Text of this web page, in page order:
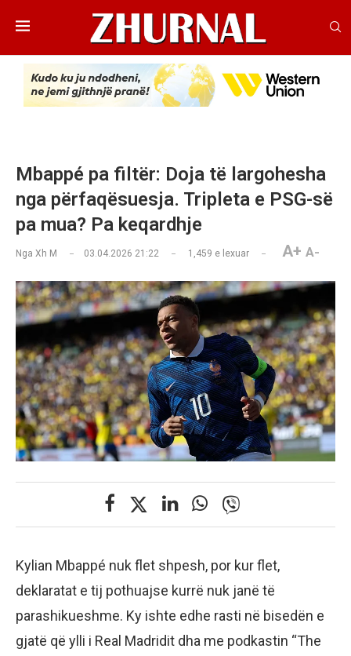
Mbappé pa filtër: Doja të largohesha
nga përfaqësuesja. Tripleta e PSG-së
pa mua? Pa keqardhje
Nga Xh M 03.04.2026 21:22 1,459 e lexuar A+ A-
Kylian Mbappé nuk flet shpesh, por kur flet,
deklaratat e tij pothuajse kurrë nuk janë të
parashikueshme. Ky ishte edhe rasti në bisedën e
gjatë që ylli i Real Madridit dha me podkastin “The